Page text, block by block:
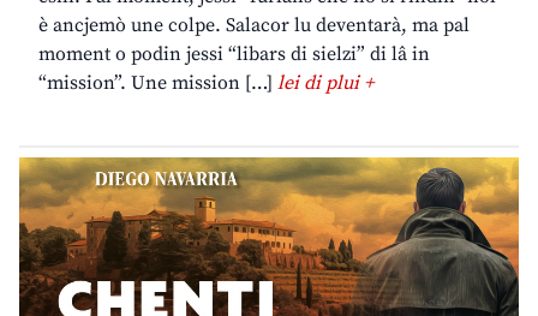
è ancjemò une colpe. Salacor lu deventarà, ma pal
moment o podin jessi “libars di sielzi” di lâ in
“mission”. Une mission […] lei di plui +